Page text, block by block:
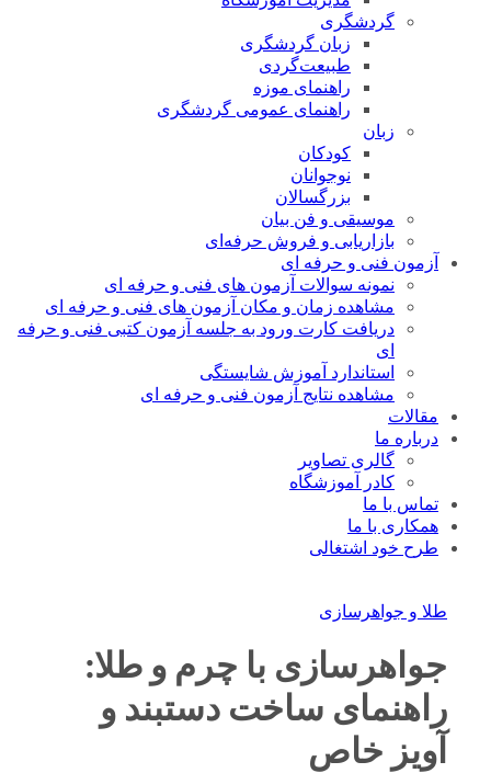
گردشگری
زبان گردشگری
طبیعت‌گردی
راهنمای موزه
راهنمای عمومی گردشگری
زبان
کودکان
نوجوانان
بزرگسالان
موسیقی و فن بیان
بازاریابی و فروش حرفه‌ای
آزمون فنی و حرفه ای
نمونه سوالات آزمون های فنی و حرفه ای
مشاهده زمان و مکان آزمون های فنی و حرفه ای
دریافت کارت ورود به جلسه آزمون کتبی فنی و حرفه
ای
استاندارد آموزش شایستگی
مشاهده نتایج آزمون فنی و حرفه ای
مقالات
درباره ما
گالری تصاویر
کادر آموزشگاه
تماس با ما
همکاری با ما
طرح خود اشتغالی
طلا و جواهرسازی
جواهرسازی با چرم و طلا:
راهنمای ساخت دستبند و
آویز خاص